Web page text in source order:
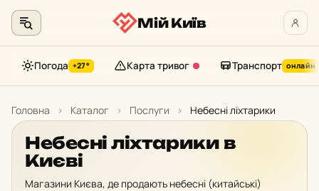
контенту
Мій Київ
Погода +27° Карта тривог Транспорт онлайн
Головна › Каталог › Послуги › Небесні ліхтарики
Небесні ліхтарики в
Києві
Магазини Києва, де продають небесні (китайські)